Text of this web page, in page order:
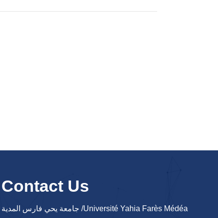
Contact Us
جامعة يحي فارس المدية /Université Yahia Farès Médéa